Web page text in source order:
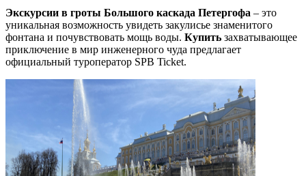
Экскурсии в гроты Большого каскада Петергофа – это
уникальная возможность увидеть закулисье знаменитого
фонтана и почувствовать мощь воды. Купить захватывающее
приключение в мир инженерного чуда предлагает
официальный туроператор SPB Ticket.